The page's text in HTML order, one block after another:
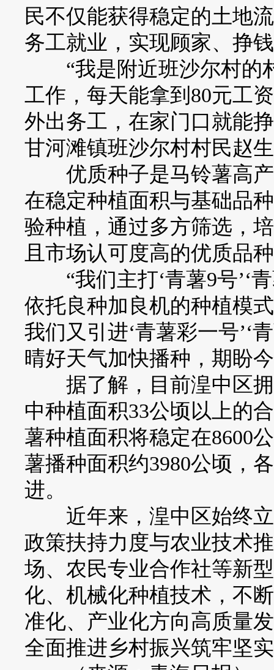
民不仅能获得稳定的土地
务工就业，实现顾家、挣
“我是附近班沙尔村的
工作，每天能拿到80元工
外出务工，在家门口就能
甘河滩镇班沙尔村村民赵
优质种子是马铃薯高产
在稳定种植面积与基础品
验种植，通过多方筛选，
且市场认可度高的优质品
“我们主打‘青薯9号’‘青
依托良种加良机的种植模
我们又引进‘青薯彩一号’‘
晴好天气加快播种，期盼
据了解，目前湟中区拥
中种植面积33公顷以上的
薯种植面积将稳定在8600
薯播种面积约3980公顷，
进。
近年来，湟中区始终立
政策扶持力度与农业技术
场、农民专业合作社等新
化、机械化种植技术，不
准化、产业化方向高质量
全面推进乡村振兴筑牢坚